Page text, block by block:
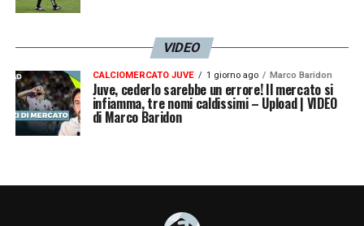
VIDEO
CALCIOMERCATO JUVE 1 giorno ago Marco Baridon
Juve, cederlo sarebbe un errore! Il mercato si
infiamma, tre nomi caldissimi – Upload | VIDEO
di Marco Baridon